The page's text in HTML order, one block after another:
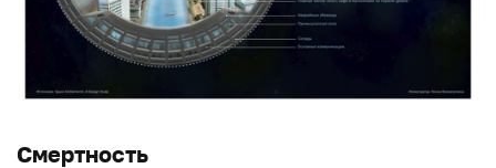
Смертность